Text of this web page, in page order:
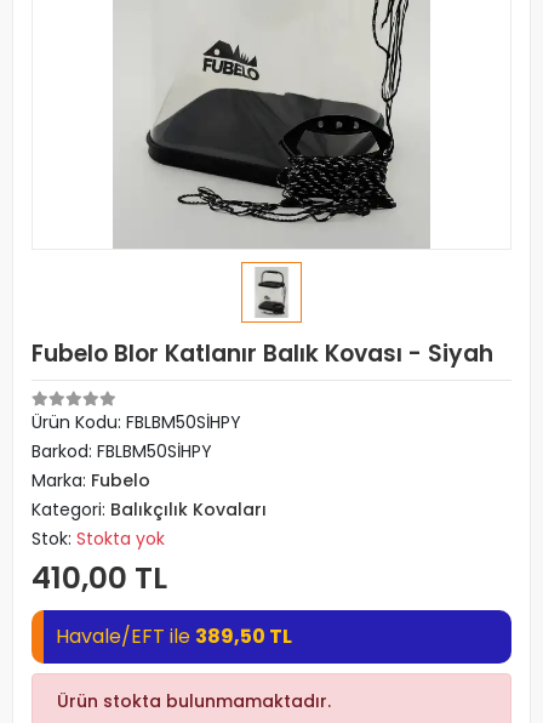
Fubelo Blor Katlanır Balık Kovası - Siyah
Ürün Kodu: FBLBM50SİHPY
Barkod: FBLBM50SİHPY
Marka: Fubelo
Kategori: Balıkçılık Kovaları
Stok: Stokta yok
410,00 TL
Havale/EFT ile 389,50 TL
Ürün stokta bulunmamaktadır.